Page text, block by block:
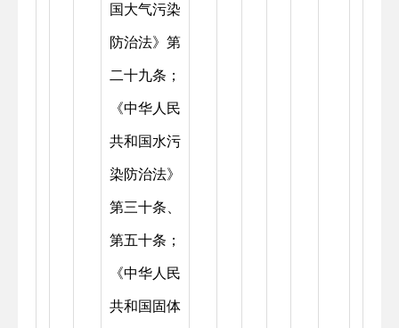
国大气污染
防治法》第
二十九条；
《中华人民
共和国水污
染防治法》
第三十条、
第五十条；
《中华人民
共和国固体